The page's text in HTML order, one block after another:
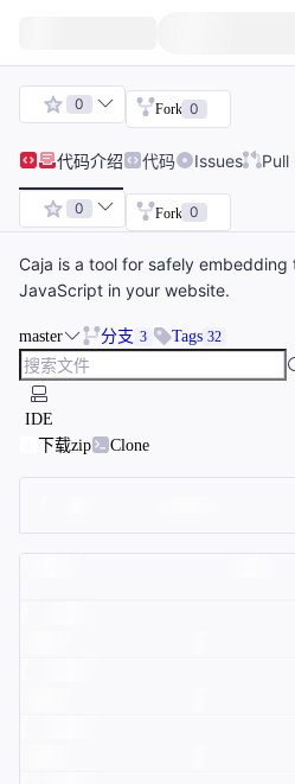
0 Fork 0
代码介绍 代码 Issues Pull
0 Fork 0
Caja is a tool for safely
JavaScript in your website.
master 分支 3 Tags 32
IDE
下载zip
Clone